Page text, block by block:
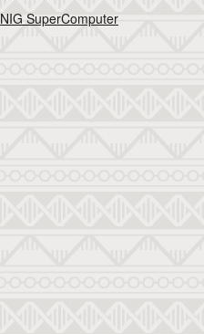
NIG SuperComputer